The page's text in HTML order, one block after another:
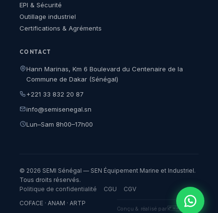
EPI & Sécurité
Outillage industriel
Certifications & Agréments
CONTACT
Hann Marinas, Km 6 Boulevard du Centenaire de la
Commune de Dakar (Sénégal)
+221 33 832 20 87
info@semisenegal.sn
Lun–Sam 8h00–17h00
© 2026 SEMI Sénégal — SEN Équipement Marine et Industriel.
Tous droits réservés.
Politique de confidentialité
CGU
CGV
COFACE · ANAM · ARTP
Conçu & réalisé par